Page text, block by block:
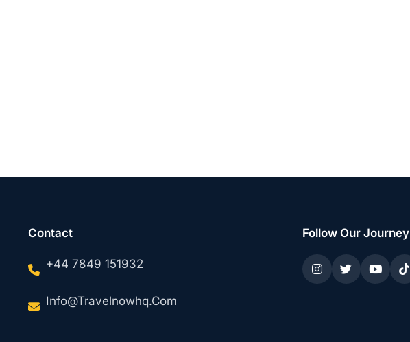
Contact
+44 7849 151932
Info@travelnowhq.com
Follow Our Journey